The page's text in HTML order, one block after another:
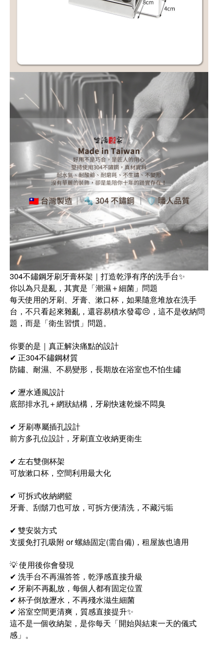
304不鏽鋼牙刷牙膏杯架｜打造乾淨有序的洗手台✨
你以為只是亂，其實是「潮濕＋細菌」問題
每天使用的牙刷、牙膏、漱口杯，如果隨意堆放在洗手
台，不只看起來雜亂，還容易積水發霉😣，這不是收納問
題，而是「衛生習慣」問題。
你要的是｜真正解決痛點的設計
✔ 正304不鏽鋼材質
防鏽、耐濕、不易變形，長期放在浴室也不怕生鏽
✔ 瀝水通風設計
底部排水孔＋網狀結構，牙刷快速乾燥不悶臭
✔ 牙刷專屬插孔設計
前方多孔位設計，牙刷直立收納更衛生
✔ 左右雙側杯架
可放漱口杯，空間利用最大化
✔ 可拆式收納網籃
牙膏、刮鬍刀也可放，可拆方便清洗，不藏污垢
✔ 雙安裝方式
支援免打孔吸附 or 螺絲固定(需自備)，租屋族也適用
💡 使用後你會發現
✔ 洗手台不再濕答答，乾淨感直接升級
✔ 牙刷不再亂放，每個人都有固定位置
✔ 杯子倒放瀝水，不再殘水滋生細菌
✔ 浴室空間更清爽，質感直接提升✨
這不是一個收納架，是你每天「開始與結束一天的儀式
感」。